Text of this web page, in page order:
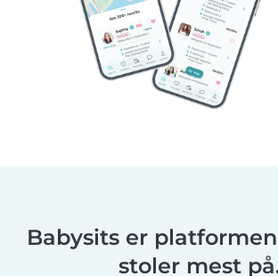
Babysits er
stoler mest